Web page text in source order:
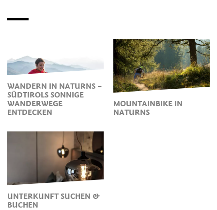
WANDERN IN NATURNS –
SÜDTIROLS SONNIGE
WANDERWEGE
ENTDECKEN
MOUNTAINBIKE IN
NATURNS
UNTERKUNFT SUCHEN &
BUCHEN